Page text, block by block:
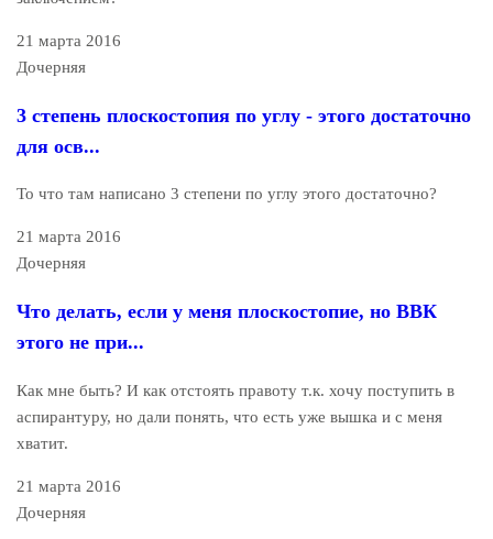
21 марта 2016
Дочерняя
3 степень плоскостопия по углу - этого достаточно
для осв...
То что там написано 3 степени по углу этого достаточно?
21 марта 2016
Дочерняя
Что делать, если у меня плоскостопие, но ВВК
этого не при...
Как мне быть? И как отстоять правоту т.к. хочу поступить в
аспирантуру, но дали понять, что есть уже вышка и с меня
хватит.
21 марта 2016
Дочерняя